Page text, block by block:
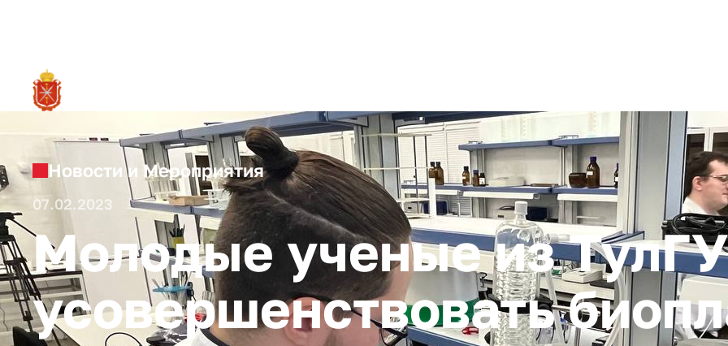
Новости и Мероприятия
07.02.2023
Молодые ученые из ТулГУ
усовершенствовать